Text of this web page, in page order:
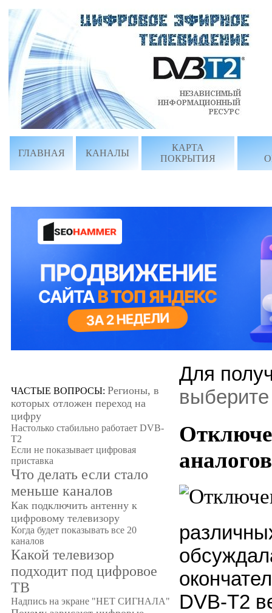
ГЛАВНАЯ КАНАЛЫ
КАРТА
ПОКРЫТИЯ
ЧАСТЫЕ ВОПРОСЫ: Регионы, в
которых отложен переход на
цифру
Настолько стабильно работает DVB-
T2
Если не показывает цифровая
приставка
Что делать если стало
меньше каналов
Как подключить антенну к
цифровому телевизору
Когда будет показывать все 20
каналов
Какой телевизор
подходит под цифровое
ТВ
Надпись на экране "НЕТ СИГНАЛА"
Для
DVB-T2